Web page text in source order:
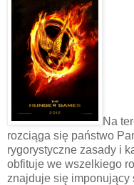
Na
rozciąga się państwo
rygorystyczne zasady i
obfituje we wszelkiego
znajduje się